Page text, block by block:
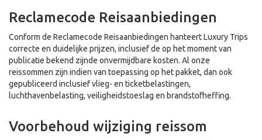
Reclamecode Reisaanbiedingen
Conform de Reclamecode Reisaanbiedingen hanteert Luxury Trips
correcte en duidelijke prijzen, inclusief de op het moment van
publicatie bekend zijnde onvermijdbare kosten. Al onze
reissommen zijn indien van toepassing op het pakket, dan ook
gepubliceerd inclusief vlieg- en ticketbelastingen,
luchthavenbelasting, veiligheidstoeslag en brandstofheffing.
Voorbehoud wijziging reissom